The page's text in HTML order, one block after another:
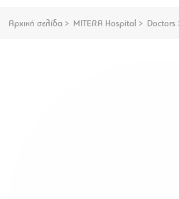
Αρχική σελίδα MITERA Hospital Doctors